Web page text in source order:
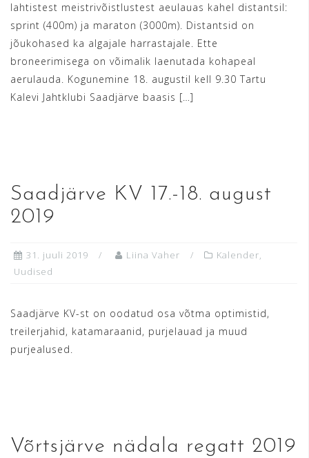
lahtistest meistrivõistlustest aeulauas kahel distantsil:
sprint (400m) ja maraton (3000m). Distantsid on
jõukohased ka algajale harrastajale. Ette
broneerimisega on võimalik laenutada kohapeal
aerulauda. Kogunemine 18. augustil kell 9.30 Tartu
Kalevi Jahtklubi Saadjärve baasis […]
Saadjärve KV 17.-18. august
2019
31. juuli 2019 Liina Vaher Kalender,
Uudised
Saadjärve KV-st on oodatud osa võtma optimistid,
treilerjahid, katamaraanid, purjelauad ja muud
purjealused.
Võrtsjärve nädala regatt 2019